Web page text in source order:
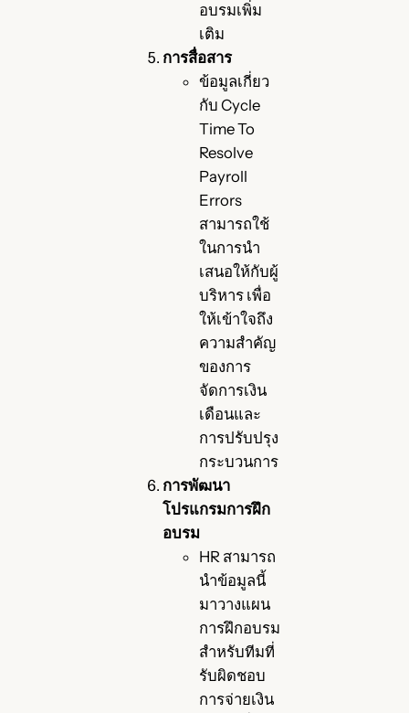
อบรมเพิ่ม
เติม
การสื่อสาร
ข้อมูลเกี่ยว
กับ Cycle
Time To
Resolve
Payroll
Errors
สามารถใช้
ในการนำ
เสนอให้กับผู้
บริหาร เพื่อ
ให้เข้าใจถึง
ความสำคัญ
ของการ
จัดการเงิน
เดือนและ
การปรับปรุง
กระบวนการ
การพัฒนา
โปรแกรมการฝึก
อบรม
HR สามารถ
นำข้อมูลนี้
มาวางแผน
การฝึกอบรม
สำหรับทีมที่
รับผิดชอบ
การจ่ายเงิน